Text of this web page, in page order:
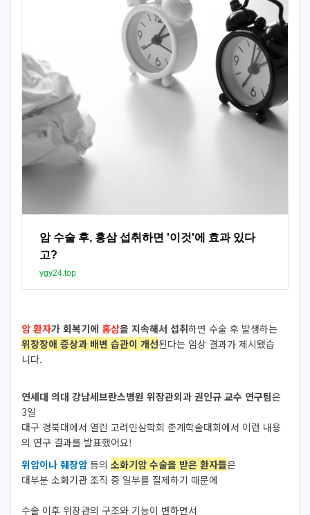
암 수술 후, 홍삼 섭취하면 '이것'에 효과 있다
고?
ygy24.top
암 환자가 회복기에 홍삼을 지속해서 섭취하면 수술 후 발생하는
위장장애 증상과 배변 습관이 개선된다는 임상 결과가 제시됐습
니다.
연세대 의대 강남세브란스병원 위장관외과 권인규 교수 연구팀은
3일
대구 경북대에서 열린 고려인삼학회 춘계학술대회에서 이런 내용
의 연구 결과를 발표했어요!
위암이나 췌장암 등의 소화기암 수술을 받은 환자들은
대부분 소화기관 조직 중 일부를 절제하기 때문에
수술 이후 위장관의 구조와 기능이 변하면서